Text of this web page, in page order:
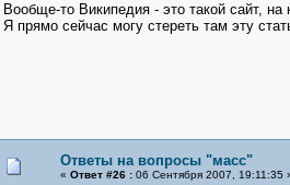
Вообще-то Википедия - это такой сайт,
Я прямо сейчас могу стереть там эту
Ответы на вопросы "масс"
« Ответ #26 :06 Сентября 2007, 19:11:35